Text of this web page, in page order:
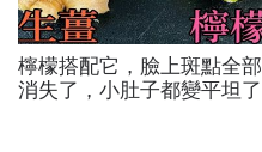
檸檬搭配它，臉上斑點全部
消失了，小肚子都變平坦了